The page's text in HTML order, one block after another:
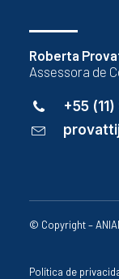
Roberta
Assessora de
+55
© Copyright –
Política de